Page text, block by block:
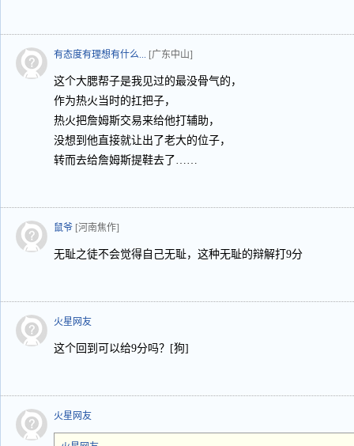
有态度有理想有什么... [广东中山]
这个大腮帮子是我见过的最没骨气的，
作为热火当时的扛把子，
热火把詹姆斯交易来给他打辅助，
没想到他直接就让出了老大的位子，
转而去给詹姆斯提鞋去了……
鼠爷 [河南焦作]
无耻之徒不会觉得自己无耻，这种无耻的辩解打9分
火星网友
这个回到可以给9分吗？[狗]
火星网友